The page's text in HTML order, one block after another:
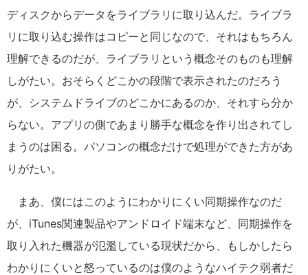
ディスクからデータをライブラリに取り込んだ。ライブラ
リに取り込む操作はコピーと同じなので、それはもちろん
理解できるのだが、ライブラリという概念そのものも理解
しがたい。おそらくどこかの段階で表示されたのだろう
が、システムドライブのどこかにあるのか、それすら分か
らない。アプリの側であまり勝手な概念を作り出されてし
まうのは困る。パソコンの概念だけで処理ができた方があ
りがたい。
まあ、僕にはこのようにわかりにくい同期操作なのだ
が、iTunes関連製品やアンドロイド端末など、同期操作を
取り入れた機器が氾濫している現状だから、もしかしたら
わかりにくいと怒っているのは僕のようなハイテク弱者だ